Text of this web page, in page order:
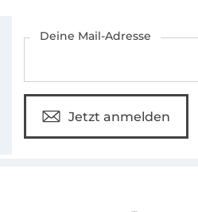
Deine Mail-Adresse
Jetzt anmelden